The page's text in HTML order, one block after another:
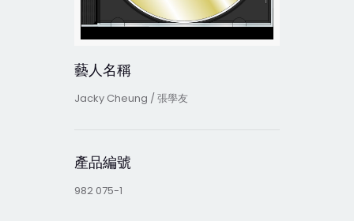
藝人名稱
Jacky Cheung / 張學友
產品編號
982 075-1